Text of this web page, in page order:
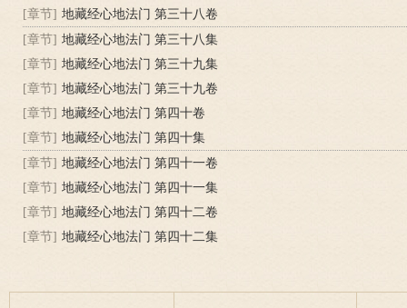
[章节] 地藏经心地法门 第三十八卷
[章节] 地藏经心地法门 第三十八集
[章节] 地藏经心地法门 第三十九集
[章节] 地藏经心地法门 第三十九卷
[章节] 地藏经心地法门 第四十卷
[章节] 地藏经心地法门 第四十集
[章节] 地藏经心地法门 第四十一卷
[章节] 地藏经心地法门 第四十一集
[章节] 地藏经心地法门 第四十二卷
[章节] 地藏经心地法门 第四十二集